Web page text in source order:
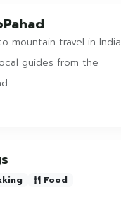
mountain travel in India
guides from the
Food